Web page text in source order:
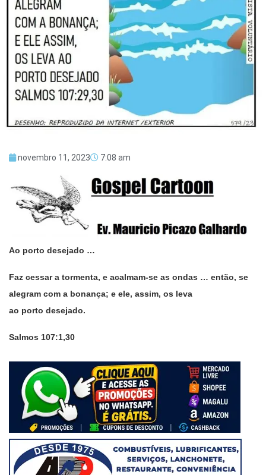
novembro 11, 2023 7:08 am
Ao porto desejado …
Faz cessar a tormenta, e acalmam-se as ondas … então, se
alegram com a bonança; e ele, assim, os leva
ao porto desejado.
Salmos 107:1,30